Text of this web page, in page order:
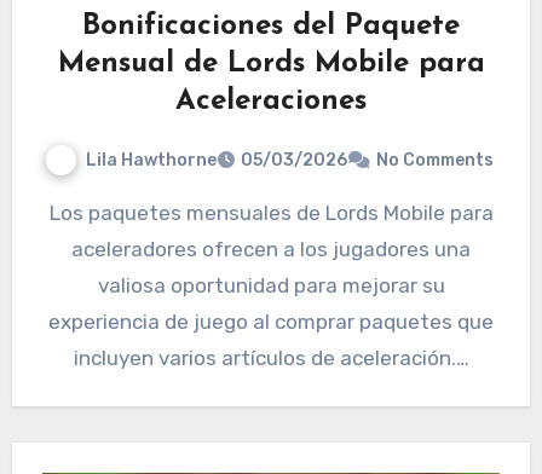
Bonificaciones del Paquete
Mensual de Lords Mobile para
Aceleraciones
Lila Hawthorne 05/03/2026 No Comments
Los paquetes mensuales de Lords Mobile para
aceleradores ofrecen a los jugadores una
valiosa oportunidad para mejorar su
experiencia de juego al comprar paquetes que
incluyen varios artículos de aceleración.…